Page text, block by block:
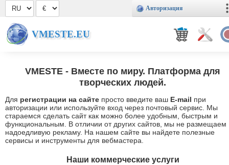
Авторизация
VMESTE.EU
VMESTE - Вместе по миру. Платформа для
творческих людей.
Для регистрации на сайте просто введите ваш E-mail при
авторизации или используйте вход через почтовый сервис. Мы
стараемся сделать сайт как можно более удобным, быстрым и
функциональным. В отличии от других сайтов, мы не размещаем
надоедливую рекламу. На нашем сайте вы найдете полезные
сервисы и инструменты для вебмастера.
Наши коммерческие услуги